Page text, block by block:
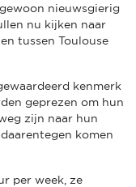
nieuwsgierig
nu kijken naar
tussen Toulouse
kenmerk
geprezen om hun
zijn naar hun
komen
per week, ze